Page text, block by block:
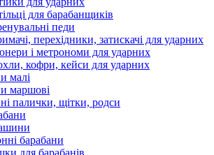
для барабанщиків
педи
перехідники, затискачі для ударних
і метрономи для ударних
кофри, кейси для ударних
малі
маршові
палички, щітки, родси
барабани
для барабанів